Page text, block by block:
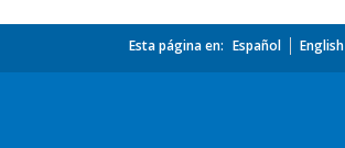
Esta página en: Español English